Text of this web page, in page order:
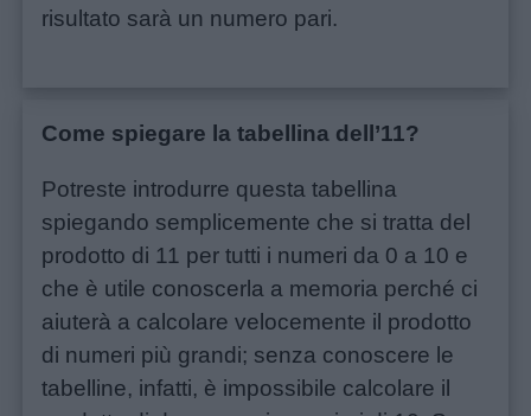
risultato sarà un numero pari.
Come spiegare la tabellina dell’11?
Potreste introdurre questa tabellina
spiegando semplicemente che si tratta del
prodotto di 11 per tutti i numeri da 0 a 10 e
che è utile conoscerla a memoria perché ci
aiuterà a calcolare velocemente il prodotto
di numeri più grandi; senza conoscere le
tabelline, infatti, è impossibile calcolare il